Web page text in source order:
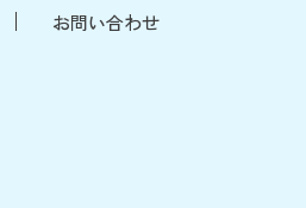
お問い合わせ